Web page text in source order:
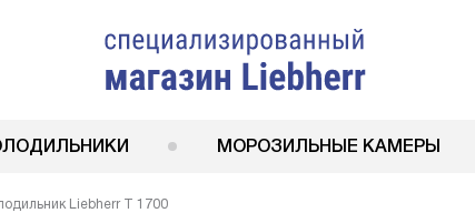
МОРОЗИЛЬНЫЕ КАМЕРЫ
Liebherr T 1700